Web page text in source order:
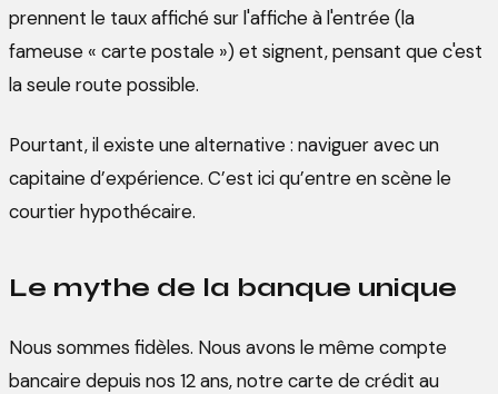
prennent le taux affiché sur l'affiche à l'entrée (la
fameuse « carte postale ») et signent, pensant que c'est
la seule route possible.
Pourtant, il existe une alternative : naviguer avec un
capitaine d’expérience. C’est ici qu’entre en scène le
courtier hypothécaire.
Le mythe de la banque unique
Nous sommes fidèles. Nous avons le même compte
bancaire depuis nos 12 ans, notre carte de crédit au